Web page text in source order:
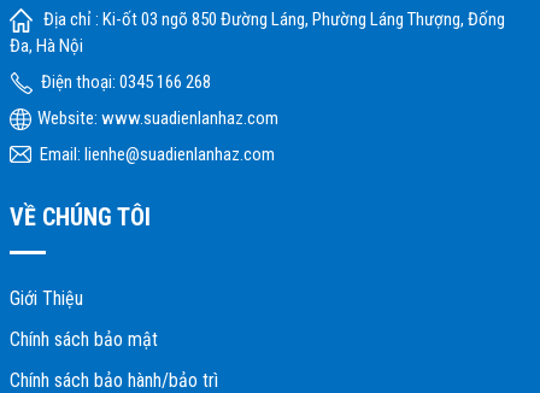
Địa chỉ : Ki-ốt 03 ngõ 850 Đường Láng, Phường Láng Thượng, Đống
Đa, Hà Nội
Điện thoại: 0345 166 268
Website: www.suadienlanhaz.com
Email: lienhe@suadienlanhaz.com
VỀ CHÚNG TÔI
Giới Thiệu
Chính sách bảo mật
Chính sách bảo hành/bảo trì